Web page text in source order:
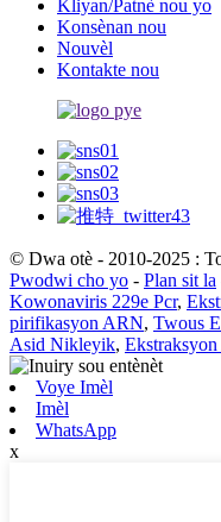
Kliyan/Patnè nou yo
Konsènan nou
Nouvèl
Kontakte nou
© Dwa otè - 2010-2025 :
Pwodwi cho yo - Plan sit la
Kowonaviris 229e Pcr,
pirifikasyon ARN, Twous
Asid Nikleyik,
Voye Imèl
Imèl
WhatsApp
x